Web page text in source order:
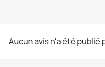
Aucun avis n'a été publié